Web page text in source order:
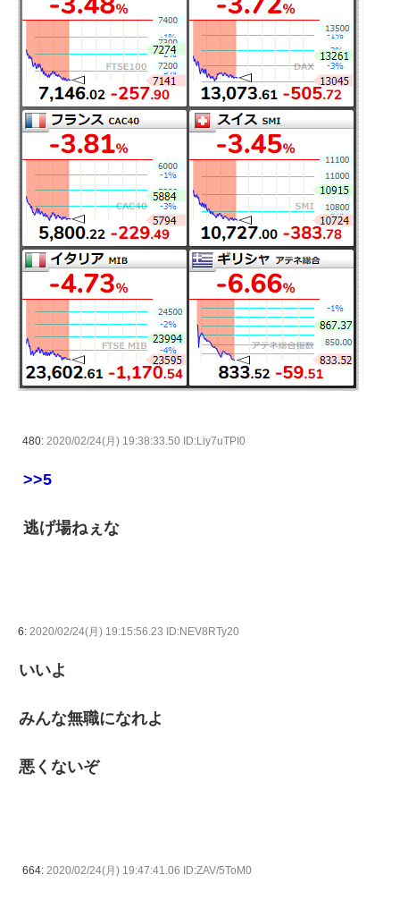
480: 2020/02/24(月) 19:38:33.50 ID:Liy7uTPI0
>>5
逃げ場ねぇな
6: 2020/02/24(月) 19:15:56.23 ID:NEV8RTy20
いいよ
みんな無職になれよ
悪くないぞ
664: 2020/02/24(月) 19:47:41.06 ID:ZAV/5ToM0